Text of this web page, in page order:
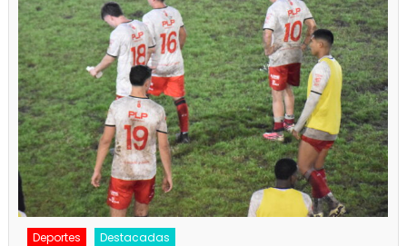
Deportes Principal